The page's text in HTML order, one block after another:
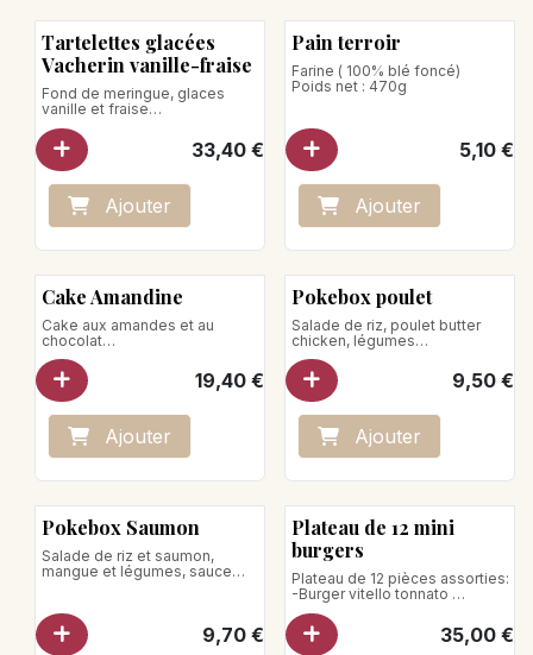
dégustation.
Préchauffer votre four à 130°C.
Enfourner 30 min sans enlever
le film.
Poids net : 400g
Tartelettes glacées
Vacherin vanille-fraise
Fond de meringue, glaces
vanille et fraise
Poids net : 460 g
Ne jamais recongeler un
produit décongelé.
33,40€
Ajouter
Pain terroir
Farine ( 100% blé foncé)
Poids net : 470g
5,10€
Ajouter
Cake Amandine
Cake aux amandes et au
chocolat
pour 5-6 personnes
19,40€
Ajouter
Pokebox poulet
Salade de riz, poulet butter
chicken, légumes
Poids net: 315g
9,50€
Ajouter
Pokebox Saumon
Salade de riz et saumon,
mangue et légumes, sauce
9,70€
A chauffer
Plateau de 12 mini
burgers
Plateau de 12 pièces assorties:
-Burger vitello tonnato
-Burger saumon, emmental,
sauces fines herbes
-Burger de bœuf
35,00€